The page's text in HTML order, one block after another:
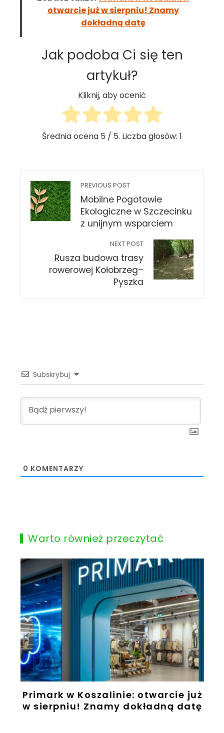
otwarcie już w sierpniu! Znamy
dokładną datę
Jak podoba Ci się ten
artykuł?
Kliknij, aby ocenić
Średnia ocena 5 / 5. Liczba głosów: 1
PREVIOUS POST
Mobilne Pogotowie
Ekologiczne w Szczecinku
z unijnym wsparciem
NEXT POST
Rusza budowa trasy
rowerowej Kołobrzeg–
Pyszka
Subskrybuj
0 KOMENTARZY
Warto również przeczytać
Primark w Koszalinie: otwarcie już
w sierpniu! Znamy dokładną datę